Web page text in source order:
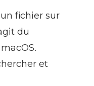
fichier sur
du
et